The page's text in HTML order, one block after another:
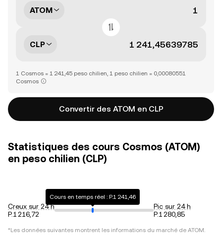
ATOM
CLP
1 Cosmos = 1 241,45 peso chilien, 1 peso chilien = 0,00080551
Cosmos
Convertir des ATOM en CLP
Statistiques des cours Cosmos (ATOM)
en peso chilien (CLP)
Creux sur 24 h
P.1 216,72
Cours en temps réel : P.1 241,46
Pic sur 24 h
P.1 280,85
*Les données suivantes montrent les informations du marché de ATOM.